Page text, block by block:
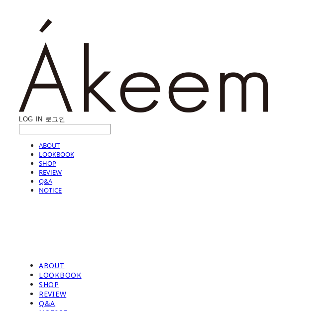
LOG IN 로그인
ABOUT
LOOKBOOK
SHOP
REVIEW
Q&A
NOTICE
ABOUT
LOOKBOOK
SHOP
REVIEW
Q&A